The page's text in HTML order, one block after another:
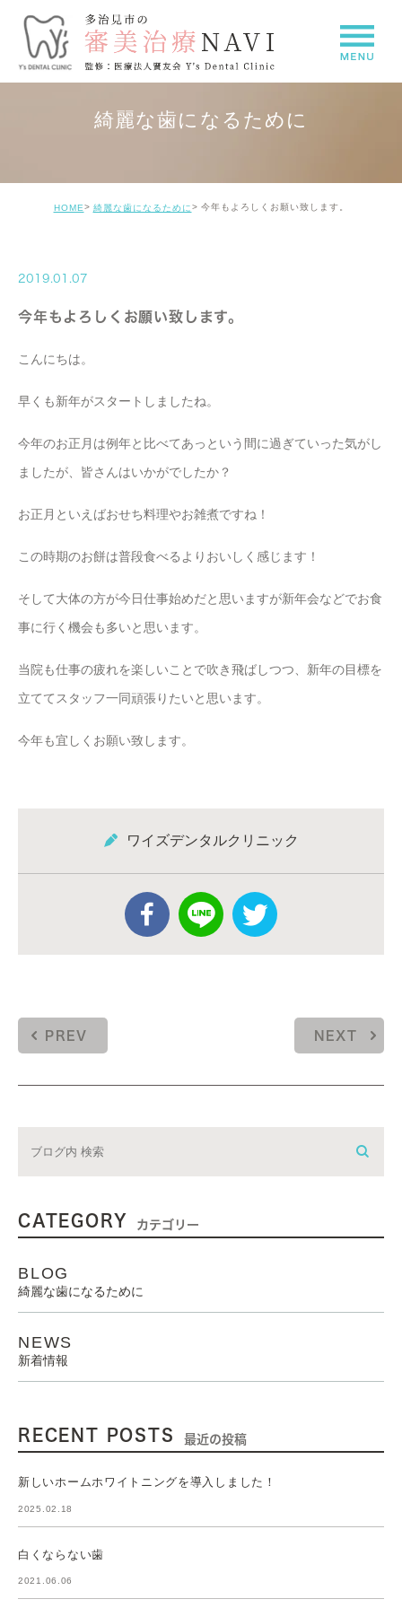
綺麗な歯になるために
HOME 綺麗な歯になるために 今年もよろしくお願い致します。
2019.01.07
今年もよろしくお願い致します。
こんにちは。
早くも新年がスタートしましたね。
今年のお正月は例年と比べてあっという間に過ぎていった気がし
ましたが、皆さんはいかがでしたか？
お正月といえばおせち料理やお雑煮ですね！
この時期のお餅は普段食べるよりおいしく感じます！
そして大体の方が今日仕事始めだと思いますが新年会などでお食
事に行く機会も多いと思います。
当院も仕事の疲れを楽しいことで吹き飛ばしつつ、新年の目標を
立ててスタッフ一同頑張りたいと思います。
今年も宜しくお願い致します。
ワイズデンタルクリニック
PREV NEXT
CATEGORY カテゴリー
BLOG
綺麗な歯になるために
NEWS
新着情報
RECENT POSTS 最近の投稿
新しいホームホワイトニングを導入しました！
2025.02.18
白くならない歯
2021.06.06